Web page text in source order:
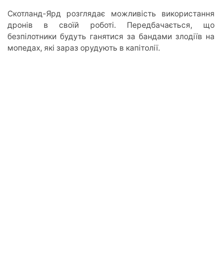
Скотланд-Ярд розглядає можливість використання
дронів в своїй роботі. Передбачається, що
безпілотники будуть ганятися за бандами злодіїв на
мопедах, які зараз орудують в капітолії.